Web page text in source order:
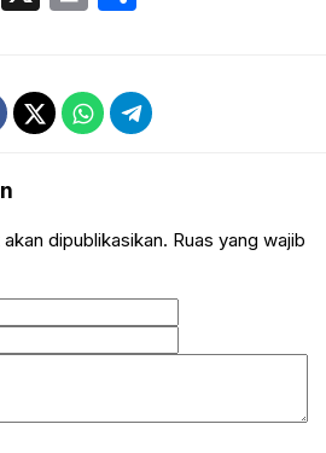
dipublikasikan. Ruas yang wajib